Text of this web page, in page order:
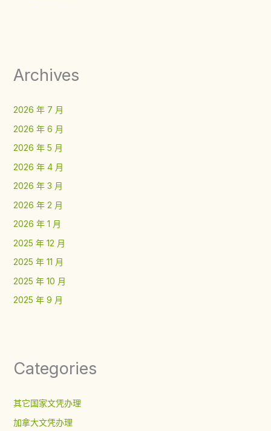
Archives
2026 年 7 月
2026 年 6 月
2026 年 5 月
2026 年 4 月
2026 年 3 月
2026 年 2 月
2026 年 1 月
2025 年 12 月
2025 年 11 月
2025 年 10 月
2025 年 9 月
Categories
其它国家文凭办理
加拿大文凭办理